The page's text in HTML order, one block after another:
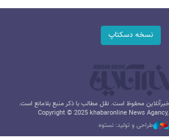
نسخه دسکتاپ
محفوظ است. نقل مطالب با ذکر منبع بلامانع است.
Copyright © 2025 khabaronline News
طراحی و تولید: نستوه